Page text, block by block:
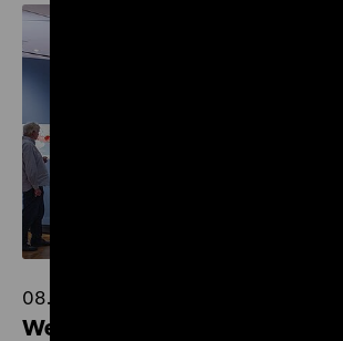
08.06.2026
Weltflüchtlingstag am 20. Juni